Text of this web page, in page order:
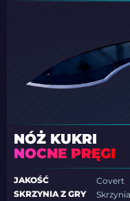
NÓŻ KUKRI
NOCNE PRĘGI
JAKOŚĆ
Covert
SKRZYNIA Z GRY